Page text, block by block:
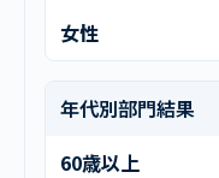
女性
年代別部門結果
60歳以上